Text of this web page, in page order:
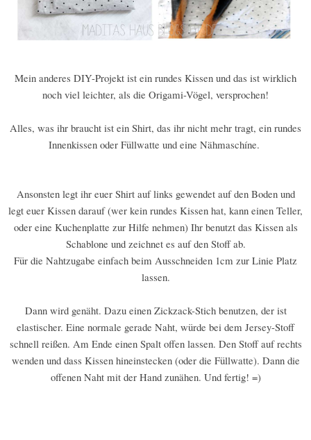
Mein anderes DIY-Projekt ist ein rundes Kissen und das ist wirklich
noch viel leichter, als die Origami-Vögel, versprochen!
Alles, was ihr braucht ist ein Shirt, das ihr nicht mehr tragt, ein rundes
Innenkissen oder Füllwatte und eine Nähmaschíne.
Ansonsten legt ihr euer Shirt auf links gewendet auf den Boden und
legt euer Kissen darauf (wer kein rundes Kissen hat, kann einen Teller,
oder eine Kuchenplatte zur Hilfe nehmen) Ihr benutzt das Kissen als
Schablone und zeichnet es auf den Stoff ab.
Für die Nahtzugabe einfach beim Ausschneiden 1cm zur Linie Platz
lassen.
Dann wird genäht. Dazu einen Zickzack-Stich benutzen, der ist
elastischer. Eine normale gerade Naht, würde bei dem Jersey-Stoff
schnell reißen. Am Ende einen Spalt offen lassen. Den Stoff auf rechts
wenden und dass Kissen hineinstecken (oder die Füllwatte). Dann die
offenen Naht mit der Hand zunähen. Und fertig! =)